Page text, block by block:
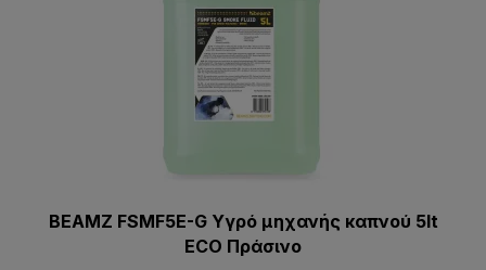
BEAMZ FSMF5E-G Υγρό μηχανής καπνού 5lt
ECO Πράσινο